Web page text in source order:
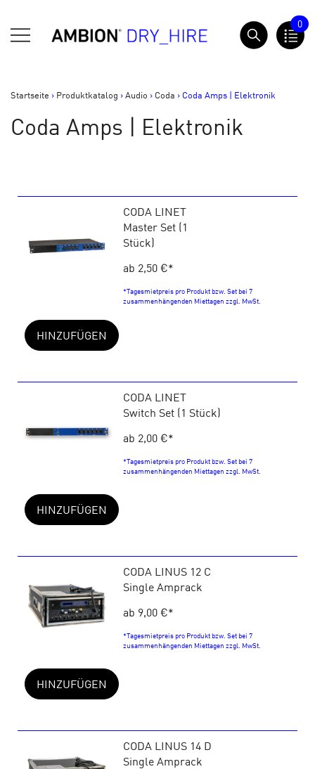
zum
Inhalt
AMBION Dry Hire
0
Startseite > Produktkatalog >Audio > Coda > Coda Amps | Elektronik
Coda Amps | Elektronik
CODA LINET
Master Set (1
Stück)
ab 2,50 €*
*Tagesmietpreis pro Produkt bzw. Set bei 7
zusammenhängenden Miettagen zzgl. MwSt.
HINZUFÜGEN
CODA LINET
Switch Set (1 Stück)
ab 2,00 €*
*Tagesmietpreis pro Produkt bzw. Set bei 7
zusammenhängenden Miettagen zzgl. MwSt.
HINZUFÜGEN
CODA LINUS 12 C
Single Amprack
ab 9,00 €*
*Tagesmietpreis pro Produkt bzw. Set bei 7
zusammenhängenden Miettagen zzgl. MwSt.
HINZUFÜGEN
CODA LINUS 14 D
Single Amprack